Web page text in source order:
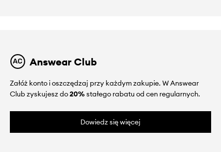
Answear Club
Załóż konto i oszczędzaj przy każdym zakupie. W Answear
Club zyskujesz do20%stałego rabatu od cen regularnych.
Dowiedz się więcej